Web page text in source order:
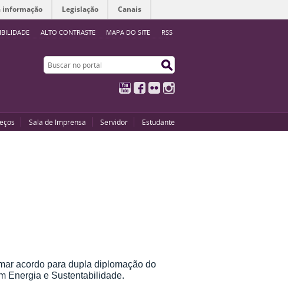
ALTO CONTRASTE MAPA DO SITE RSS
informação Legislação Canais
Buscar no portal
YouTubeFacebook
Flickr
Sala de Imprensa Servidor Estudante
acordo para dupla diplomação do
Energia e Sustentabilidade.